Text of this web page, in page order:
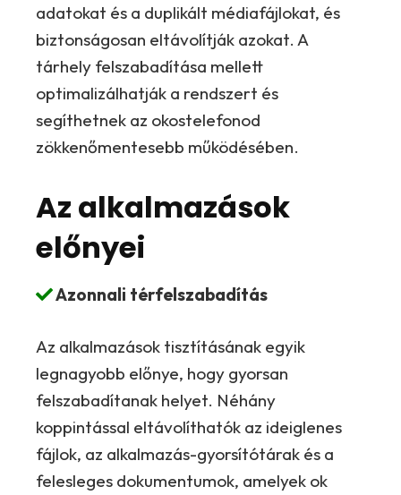
adatokat és a duplikált médiafájlokat, és
biztonságosan eltávolítják azokat. A
tárhely felszabadítása mellett
optimalizálhatják a rendszert és
segíthetnek az okostelefonod
zökkenőmentesebb működésében.
Az alkalmazások
előnyei
Azonnali térfelszabadítás
Az alkalmazások tisztításának egyik
legnagyobb előnye, hogy gyorsan
felszabadítanak helyet. Néhány
koppintással eltávolíthatók az ideiglenes
fájlok, az alkalmazás-gyorsítótárak és a
felesleges dokumentumok, amelyek ok